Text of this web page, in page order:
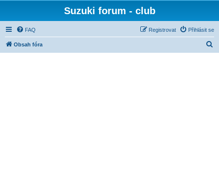
Suzuki forum - club
FAQ Přihlásit se
Registrovat
Obsah fóra